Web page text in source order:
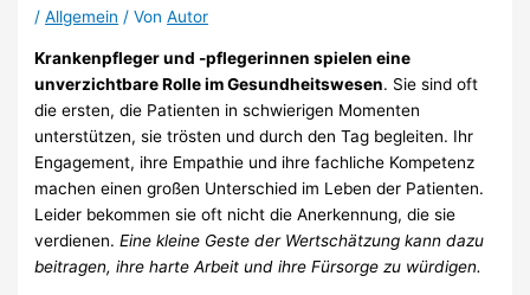
/Allgemein / VonAutor
Krankenpfleger und -pflegerinnen spielen eine
unverzichtbare Rolle im Gesundheitswesen. Sie sind oft
die ersten, die Patienten in schwierigen Momenten
unterstützen, sie trösten und durch den Tag begleiten. Ihr
Engagement, ihre Empathie und ihre fachliche Kompetenz
machen einen großen Unterschied im Leben der Patienten.
Leider bekommen sie oft nicht die Anerkennung, die sie
verdienen.Eine kleine Geste der Wertschätzung kann dazu
beitragen, ihre harte Arbeit und ihre Fürsorge zu würdigen.